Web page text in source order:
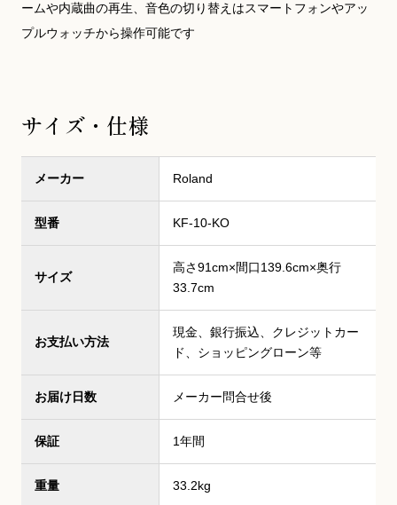
ームや内蔵曲の再生、音色の切り替えはスマートフォンやアッ
プルウォッチから操作可能です
サイズ・仕様
メーカー Roland
型番 KF-10-KO
サイズ
高さ91cm×間口139.6cm×奥行
33.7cm
お支払い方法
現金、銀行振込、クレジットカー
ド、ショッピングローン等
お届け日数 メーカー問合せ後
保証 1年間
重量 33.2kg